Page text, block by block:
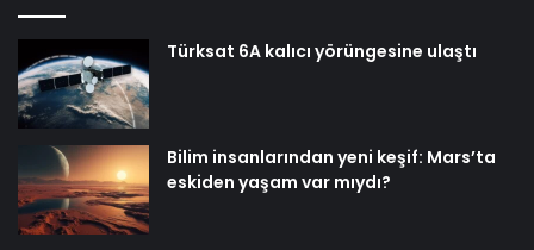
Türksat 6A kalıcı yörüngesine ulaştı
Bilim insanlarından yeni keşif: Mars’ta
eskiden yaşam var mıydı?